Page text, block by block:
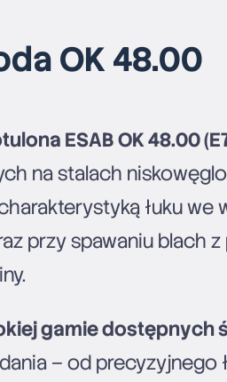
OK 48.00
ESAB OK 48.00
na stalach
łuku
przy spawaniu blach
gamie dostępnych
– od